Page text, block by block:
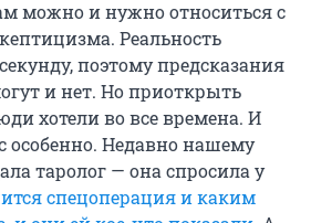
можно и нужно относиться с
Реальность
поэтому предсказания
и нет. Но приоткрыть
хотели во все времена. И
особенно. Недавно нашему
таролог — она спросила у
спецоперация и каким